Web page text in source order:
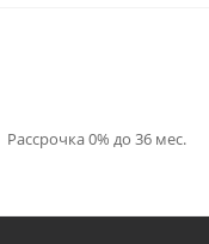
Рассрочка 0% до 36 мес.